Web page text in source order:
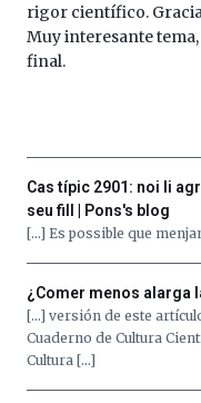
organizada
por
la
rigor científico.
Muy interesante
final.
Cas típic 2901: noi li
seu fill | Pons's blog
[…] Es possible que
¿Comer menos alarga
[…] versión de este
Cuaderno de Cultura
Cultura […]